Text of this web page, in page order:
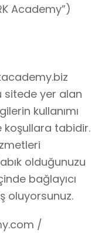
Academy”)
sitede yer alan
kullanımı
koşullara tabidir.
olduğunuzu
bağlayıcı
oluyorsunuz.
/